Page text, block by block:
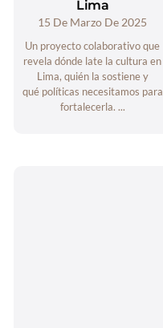
Lima
15 De Marzo De 2025
Un proyecto colaborativo que
revela dónde late la cultura en
Lima, quién la sostiene y
qué políticas necesitamos para
fortalecerla. ...